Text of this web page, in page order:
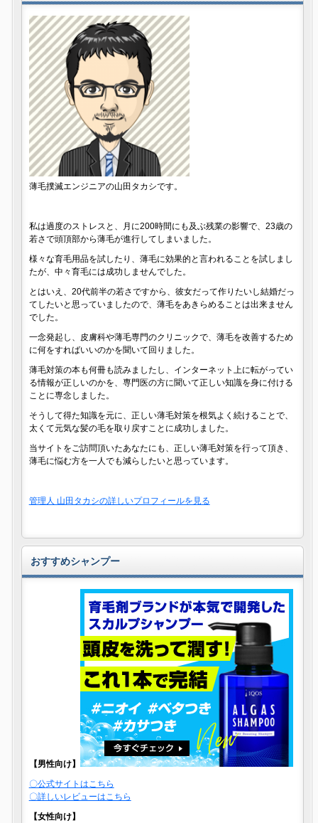
薄毛撲滅エンジニアの山田タカシです。
私は過度のストレスと、月に200時間にも及ぶ残業の影響で、23歳の
若さで頭頂部から薄毛が進行してしまいました。
様々な育毛用品を試したり、薄毛に効果的と言われることを試しまし
たが、中々育毛には成功しませんでした。
とはいえ、20代前半の若さですから、彼女だって作りたいし結婚だっ
てしたいと思っていましたので、薄毛をあきらめることは出来ません
でした。
一念発起し、皮膚科や薄毛専門のクリニックで、薄毛を改善するため
に何をすればいいのかを聞いて回りました。
薄毛対策の本も何冊も読みましたし、インターネット上に転がってい
る情報が正しいのかを、専門医の方に聞いて正しい知識を身に付ける
ことに専念しました。
そうして得た知識を元に、正しい薄毛対策を根気よく続けることで、
太くて元気な髪の毛を取り戻すことに成功しました。
当サイトをご訪問頂いたあなたにも、正しい薄毛対策を行って頂き、
薄毛に悩む方を一人でも減らしたいと思っています。
管理人 山田タカシの詳しいプロフィールを見る
おすすめシャンプー
【男性向け】
〇公式サイトはこちら
〇詳しいレビューはこちら
【女性向け】